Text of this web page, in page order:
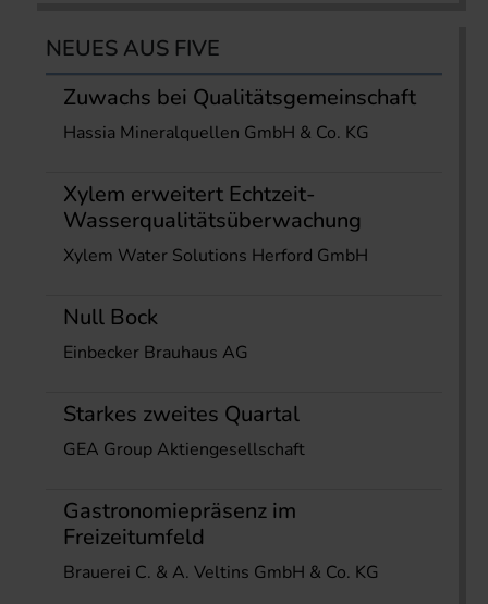
NEUES AUS FIVE
Zuwachs bei Qualitätsgemeinschaft
Hassia Mineralquellen GmbH & Co. KG
Xylem erweitert Echtzeit-
Wasserqualitätsüberwachung
Xylem Water Solutions Herford GmbH
Null Bock
Einbecker Brauhaus AG
Starkes zweites Quartal
GEA Group Aktiengesellschaft
Gastronomiepräsenz im
Freizeitumfeld
Brauerei C. & A. Veltins GmbH & Co. KG